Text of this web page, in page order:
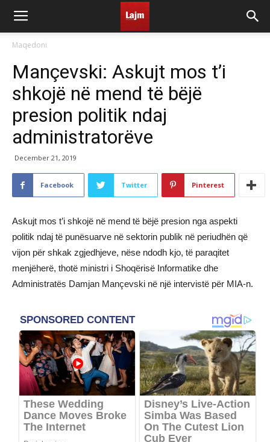
Maqedoni
Mançevski: Askujt mos t’i
shkojë në mend të bëjë
presion politik ndaj
administratorëve
December 21, 2019
Facebook Twitter Pinterest
Askujt mos t’i shkojë në mend të bëjë presion nga aspekti
politik ndaj të punësuarve në sektorin publik në periudhën që
vijon për shkak zgjedhjeve, nëse ndodh kjo, të paraqitet
menjëherë, thotë ministri i Shoqërisë Informatike dhe
Administratës Damjan Mançevski në një intervistë për MIA-n.